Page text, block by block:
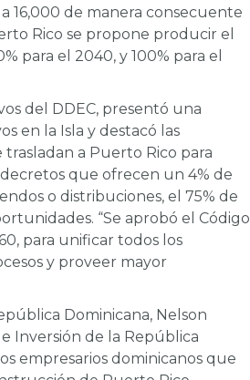
16,000 de manera consecuente
Rico se propone producir el
para el 2040, y 100% para el
del DDEC, presentó una
en la Isla y destacó las
a Puerto Rico para
que ofrecen un 4% de
o distribuciones, el 75% de
“Se aprobó el Código
para unificar todos los
y proveer mayor
Dominicana, Nelson
Inversión de la República
empresarios dominicanos que